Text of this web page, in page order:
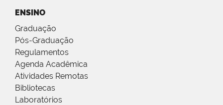
ENSINO
Graduação
Pós-Graduação
Regulamentos
Agenda Acadêmica
Atividades Remotas
Bibliotecas
Laboratórios